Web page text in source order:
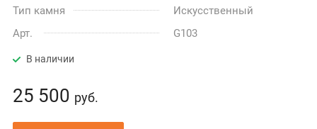
Тип камня
Искусственный
Арт.
G103
В наличии
25 500 руб.